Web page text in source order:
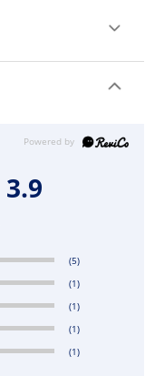
3.9
(5)
(1)
(1)
(1)
(1)